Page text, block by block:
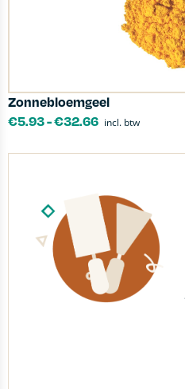
Zonnebloemgeel
€5.93-€32.66 incl. btw